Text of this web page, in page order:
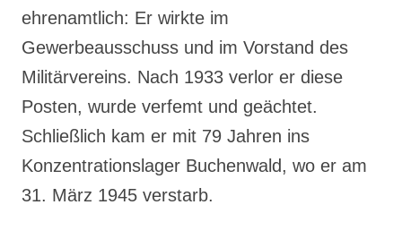
ehrenamtlich: Er wirkte im
Gewerbeausschuss und im Vorstand des
Militärvereins. Nach 1933 verlor er diese
Posten, wurde verfemt und geächtet.
Schließlich kam er mit 79 Jahren ins
Konzentrationslager Buchenwald, wo er am
31. März 1945 verstarb.